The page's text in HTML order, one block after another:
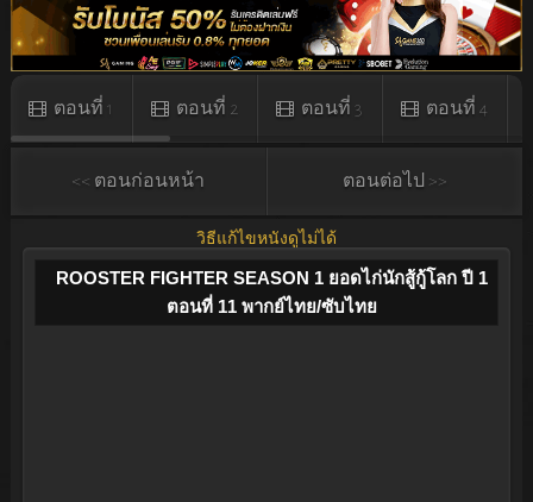
ตอนที่ 1 ตอนที่ 2 ตอนที่ 3 ตอนที่ 4
<< ตอนก่อนหน้า ตอนต่อไป >>
วิธีแก้ไขหนังดูไม่ได้
ROOSTER FIGHTER SEASON 1 ยอดไก่นักสู้กู้โลก ปี 1
ตอนที่ 11 พากย์ไทย/ซับไทย